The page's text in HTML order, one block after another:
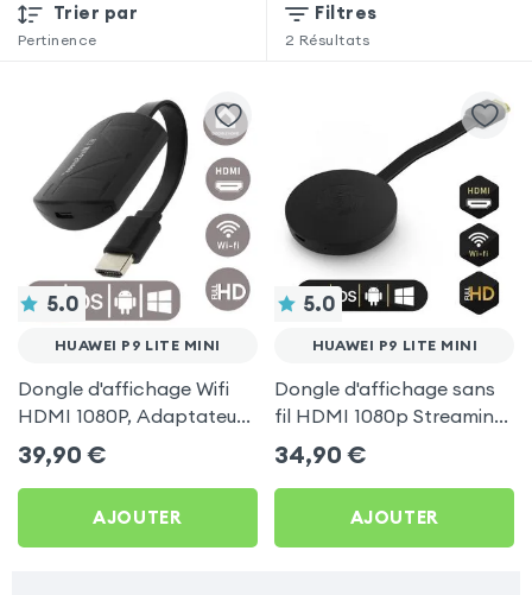
Trier par
Pertinence
Filtres
2 Résultats
5.0
HUAWEI P9 LITE MINI
Dongle d'affichage Wifi
HDMI 1080P, Adaptateur
d'affichage Vidéo Sans-fil
TV pour Huawei P9 lite
mini
39,90 €
AJOUTER
5.0
HUAWEI P9 LITE MINI
Dongle d'affichage sans
fil HDMI 1080p Streaming,
récepteur vidéo TV
(compatible Miracast,
AirPlay, DLNA) pour
Huawei P9 lite mini
34,90 €
AJOUTER